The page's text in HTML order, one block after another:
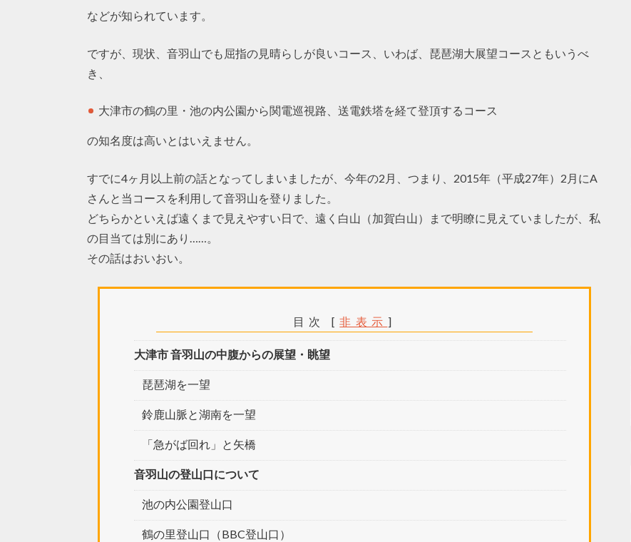
などが知られています。
ですが、現状、音羽山でも屈指の見晴らしが良いコース、いわば、琵琶湖大展望コースともいうべ
き、
大津市の鶴の里・池の内公園から関電巡視路、送電鉄塔を経て登頂するコース
の知名度は高いとはいえません。
すでに4ヶ月以上前の話となってしまいましたが、今年の2月、つまり、2015年（平成27年）2月にA
さんと当コースを利用して音羽山を登りました。
どちらかといえば遠くまで見えやすい日で、遠く白山（加賀白山）まで明瞭に見えていましたが、私
の目当ては別にあり……。
その話はおいおい。
目次 [非表示 ]
大津市 音羽山の中腹からの展望・眺望
琵琶湖を一望
鈴鹿山脈と湖南を一望
「急がば回れ」と矢橋
音羽山の登山口について
池の内公園登山口
鶴の里登山口（BBC登山口）